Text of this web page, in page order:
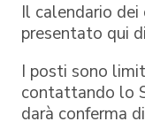
Il calendario dei
presentato qui
I posti sono
contattando lo
darà conferma